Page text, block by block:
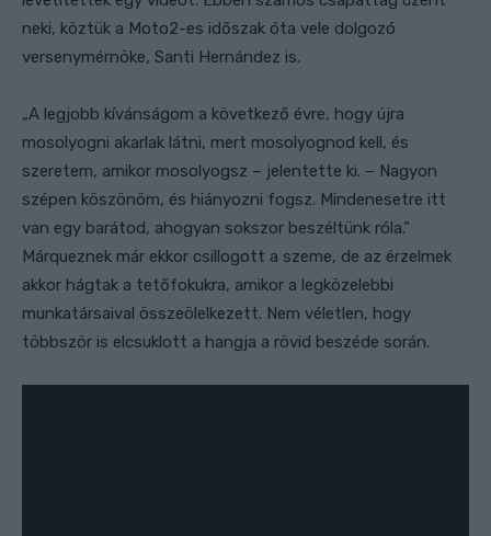
neki, köztük a Moto2-es időszak óta vele dolgozó
versenymérnöke, Santi Hernández is.
„A legjobb kívánságom a következő évre, hogy újra
mosolyogni akarlak látni, mert mosolyognod kell, és
szeretem, amikor mosolyogsz – jelentette ki. – Nagyon
szépen köszönöm, és hiányozni fogsz. Mindenesetre itt
van egy barátod, ahogyan sokszor beszéltünk róla.”
Márqueznek már ekkor csillogott a szeme, de az érzelmek
akkor hágtak a tetőfokukra, amikor a legközelebbi
munkatársaival összeölelkezett. Nem véletlen, hogy
többször is elcsuklott a hangja a rövid beszéde során.